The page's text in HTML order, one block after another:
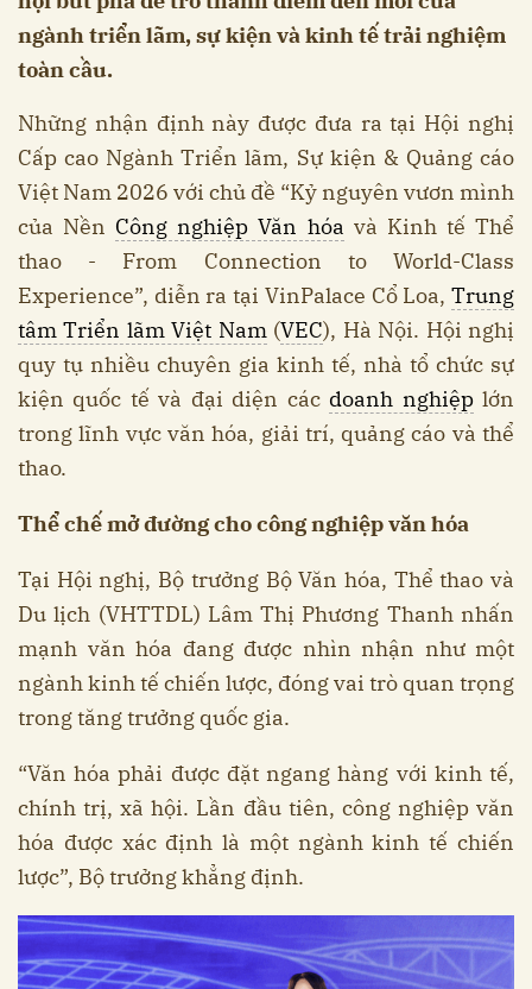
ngành triển lãm, sự kiện và kinh tế trải nghiệm
toàn cầu.
Những nhận định này được đưa ra tại Hội nghị
Cấp cao Ngành Triển lãm, Sự kiện & Quảng cáo
Việt Nam 2026 với chủ đề “Kỷ nguyên vươn mình
của Nền Công nghiệp Văn hóa và Kinh tế Thể
thao - From Connection to World-Class
Experience”, diễn ra tại VinPalace Cổ Loa, Trung
tâm Triển lãm Việt Nam(VEC), Hà Nội. Hội nghị
quy tụ nhiều chuyên gia kinh tế, nhà tổ chức sự
kiện quốc tế và đại diện các doanh nghiệplớn
trong lĩnh vực văn hóa, giải trí, quảng cáo và thể
thao.
Thể chế mở đường cho công nghiệp văn hóa
Tại Hội nghị, Bộ trưởng Bộ Văn hóa, Thể thao và
Du lịch (VHTTDL) Lâm Thị Phương Thanh nhấn
mạnh văn hóa đang được nhìn nhận như một
ngành kinh tế chiến lược, đóng vai trò quan trọng
trong tăng trưởng quốc gia.
“Văn hóa phải được đặt ngang hàng với kinh tế,
chính trị, xã hội. Lần đầu tiên, công nghiệp văn
hóa được xác định là một ngành kinh tế chiến
lược”, Bộ trưởng khẳng định.